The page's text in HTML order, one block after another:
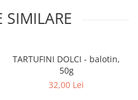
SIMILARE
TARTUFINI DOLCI - balotin,
50g
32,00 Lei